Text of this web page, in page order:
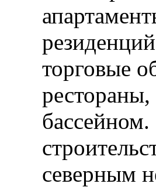
торговые
северным